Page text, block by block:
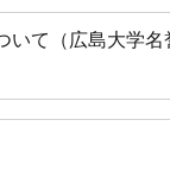
いて（広島大学名